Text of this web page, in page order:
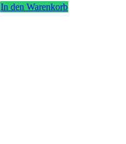
In den Warenkorb